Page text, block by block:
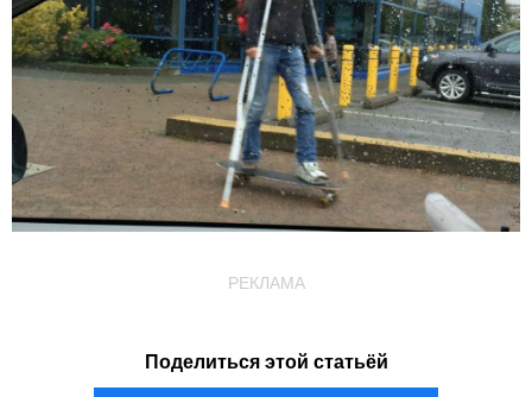
РЕКЛАМА
Поделиться этой статьёй